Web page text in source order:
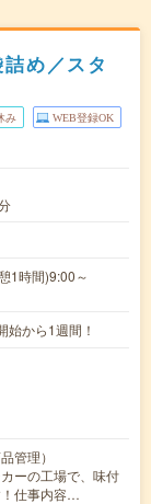
め／スタ
み WEB登録OK
1時間)9:00～
から1週間！
管理）
ーの工場で、味付
！仕事内容…